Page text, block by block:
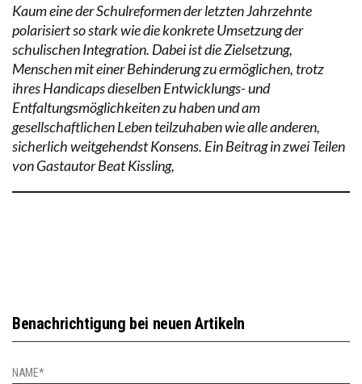
Kaum eine der Schulreformen der letzten Jahrzehnte
polarisiert so stark wie die konkrete Umsetzung der
schulischen Integration. Dabei ist die Zielsetzung,
Menschen mit einer Behinderung zu ermöglichen, trotz
ihres Handicaps dieselben Entwicklungs- und
Entfaltungsmöglichkeiten zu haben und am
gesellschaftlichen Leben teilzuhaben wie alle anderen,
sicherlich weitgehendst Konsens. Ein Beitrag in zwei Teilen
von Gastautor Beat Kissling,
Benachrichtigung bei neuen Artikeln
NAME*